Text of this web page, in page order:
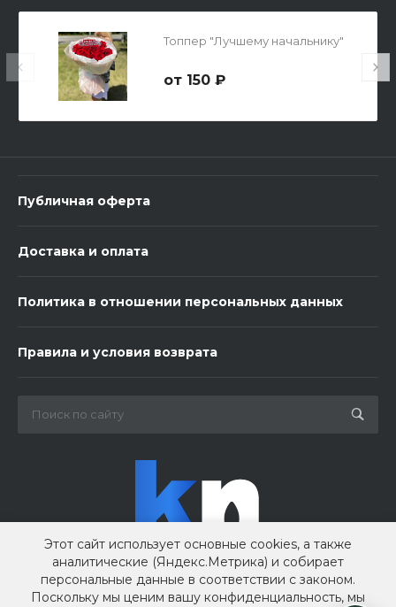
В корзину
В корзину
Топпер "Лучшему начальнику"
150 ₽
Публичная оферта
Доставка и оплата
Политика в отношении персональных данных
Правила и условия возврата
Этот сайт использует основные cookies, а также
аналитические (Яндекс.Метрика) и собирает
персональные данные в соответствии с законом.
Поскольку мы ценим вашу конфиденциальность, мы